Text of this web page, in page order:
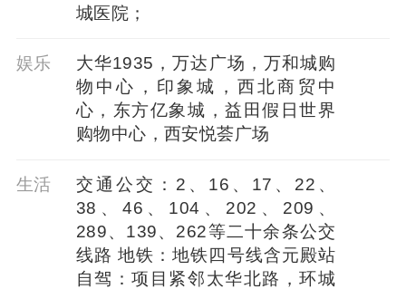
城医院；
娱乐
大华1935，万达广场，万和城购
物中心，印象城，西北商贸中
心，东方亿象城，益田假日世界
购物中心，西安悦荟广场
生活
交通公交：2、16、17、22、
38、46、104、202、209、
289、139、262等二十余条公交
线路 地铁：地铁四号线含元殿站
自驾：项目紧邻太华北路，环城